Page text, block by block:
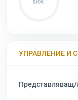
УПРАВЛЕНИЕ И
Представляващ/